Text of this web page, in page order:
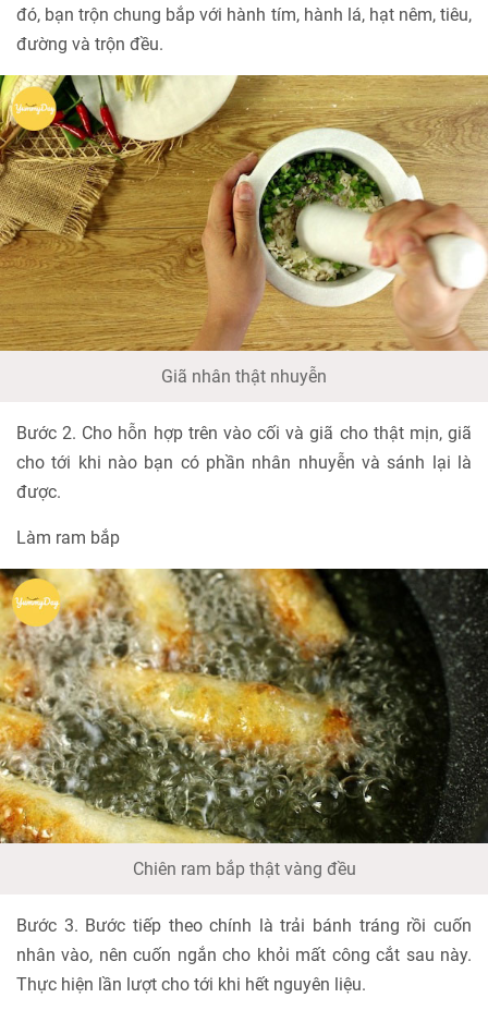
đó, bạn trộn chung bắp với hành tím, hành lá, hạt nêm, tiêu,
đường và trộn đều.
Giã nhân thật nhuyễn
Bước 2. Cho hỗn hợp trên vào cối và giã cho thật mịn, giã
cho tới khi nào bạn có phần nhân nhuyễn và sánh lại là
được.
Làm ram bắp
Chiên ram bắp thật vàng đều
Bước 3. Bước tiếp theo chính là trải bánh tráng rồi cuốn
nhân vào, nên cuốn ngắn cho khỏi mất công cắt sau này.
Thực hiện lần lượt cho tới khi hết nguyên liệu.